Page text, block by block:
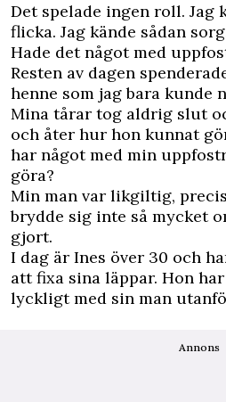
Det spelade ingen roll. Jag
flicka. Jag kände sådan
Hade det något med
Resten av dagen
henne som jag bara kunde
Mina tårar tog aldrig slut
och åter hur hon kunnat
har något med min
göra?
Min man var likgiltig,
brydde sig inte så mycket
gjort.
I dag är Ines över 30 och
att fixa sina läppar. Hon
lyckligt med sin man
Annons